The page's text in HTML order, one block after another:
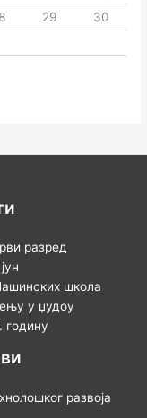
29
30
разред
школа
у џудоу
годину
развоја